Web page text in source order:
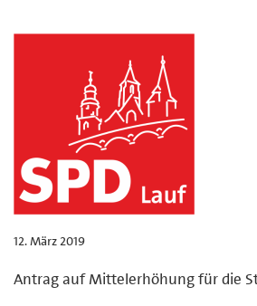
12. März 2019
Antrag auf Mittelerhöhung für die